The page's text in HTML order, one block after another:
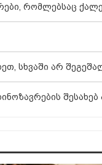
რომლებსაც
სხვაში არ